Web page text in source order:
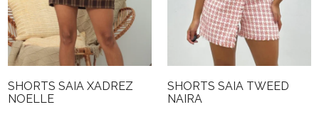
SHORTS SAIA XADREZ
NOELLE
SHORTS SAIA TWEED
NAIRA